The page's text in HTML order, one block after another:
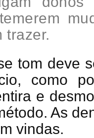
trazer.
tom deve
como
e
As
vindas.